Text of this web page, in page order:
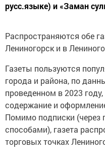
русс.языке) и «Заман
Распространяются обе
Лениногорск и в
Газеты пользуются
города и района, по
проведенном в 2023
содержание и
Помимо подписки (через
способами), газета
торговых точках